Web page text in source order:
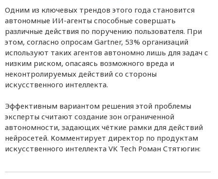
Одним из ключевых трендов этого года становится
автономные ИИ-агенты способные совершать
различные действия по поручению пользователя. При
этом, согласно опросам Gartner, 53% организаций
используют таких агентов автономно лишь для задач с
низким риском, опасаясь возможного вреда и
неконтролируемых действий со стороны
искусственного интеллекта.
Эффективным вариантом решения этой проблемы
эксперты считают создание зон ограниченной
автономности, задающих чёткие рамки для действий
нейросетей. Комментирует директор по продуктам
искусственного интеллекта VK Tech Роман Стятюгин: